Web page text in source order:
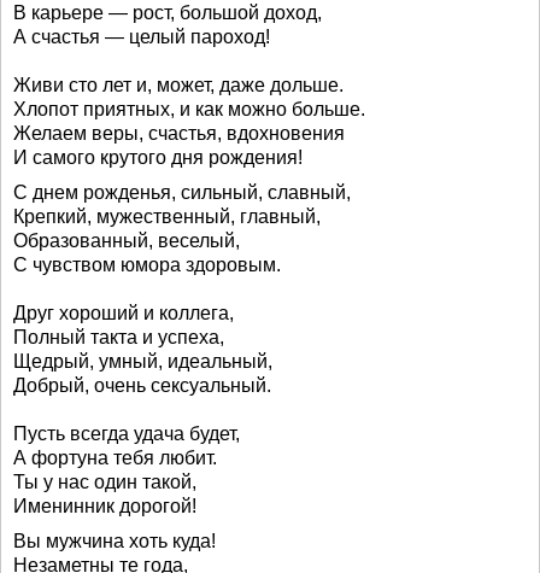
В карьере — рост, большой доход,
А счастья — целый пароход!
Живи сто лет и, может, даже дольше.
Хлопот приятных, и как можно больше.
Желаем веры, счастья, вдохновения
И самого крутого дня рождения!
С днем рожденья, сильный, славный,
Крепкий, мужественный, главный,
Образованный, веселый,
С чувством юмора здоровым.
Друг хороший и коллега,
Полный такта и успеха,
Щедрый, умный, идеальный,
Добрый, очень сексуальный.
Пусть всегда удача будет,
А фортуна тебя любит.
Ты у нас один такой,
Именинник дорогой!
Вы мужчина хоть куда!
Незаметны те года,